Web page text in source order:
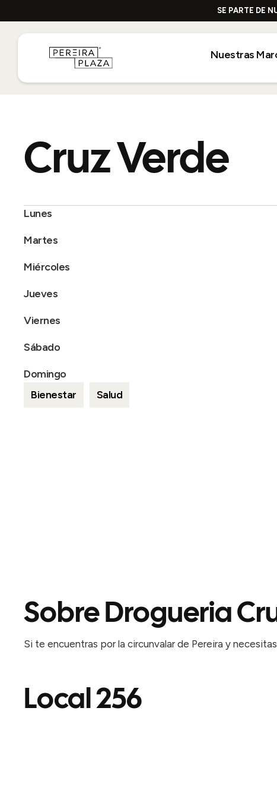
SE PARTE DE
Nuestras
Cruz Verde
Lunes
Martes
Miércoles
Jueves
Viernes
Sábado
Domingo
Bienestar Salud
Sobre Drogueria
Si te encuentras por la circunvalar de Pereira y
Local 256